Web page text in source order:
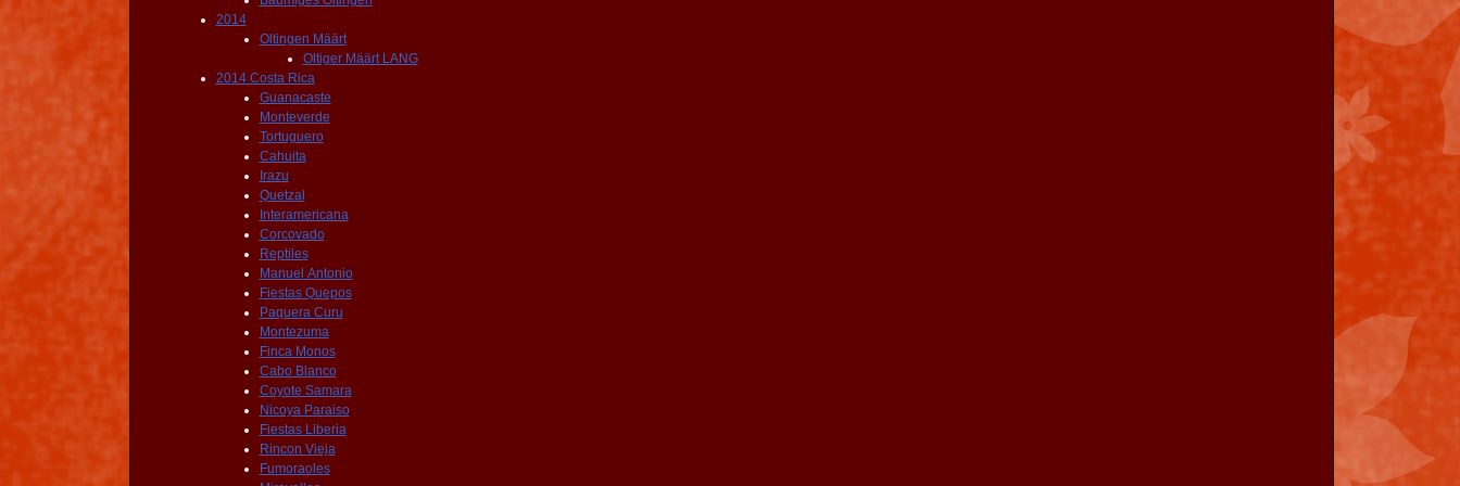
2014
Oltingen Määrt
Oltiger Määrt LANG
2014 Costa Rica
Guanacaste
Monteverde
Tortuguero
Cahuita
Irazu
Quetzal
Interamericana
Corcovado
Reptiles
Manuel Antonio
Fiestas Quepos
Paquera Curu
Montezuma
Finca Monos
Cabo Blanco
Coyote Samara
Nicoya Paraiso
Fiestas Liberia
Rincon Vieja
Fumoraoles